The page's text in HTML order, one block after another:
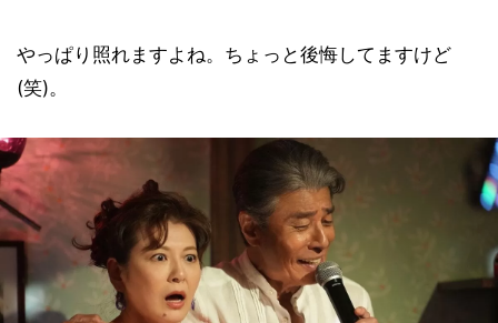
やっぱり照れますよね。ちょっと後悔してますけど
(笑)。